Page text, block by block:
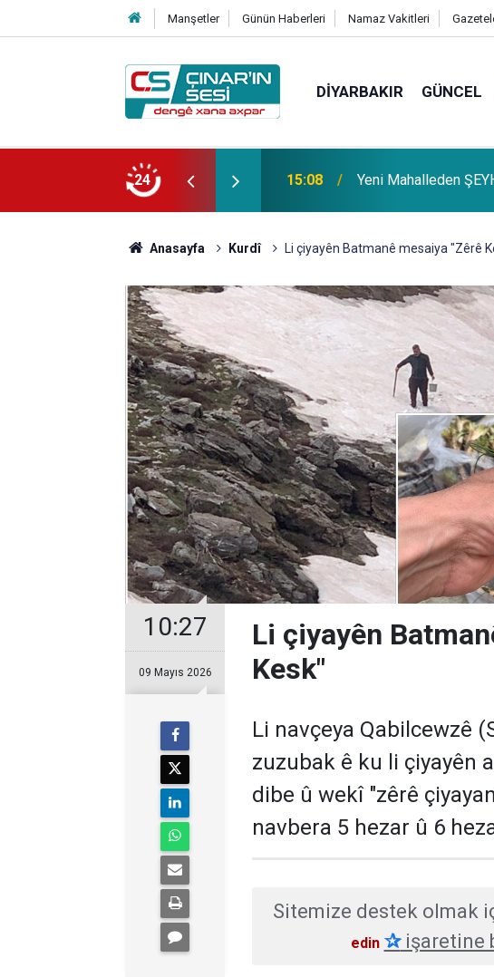
Manşetler Günün Haberleri Namaz Vakitleri
DIYARBAKIR GÜNCEL
24 14:51 Çınar ilçemize bağlı
Anasayfa Kurdî Li çiyayên Batmanê mesaiya "Zêrê
10:27
09 Mayıs 2026
Li çiyayên
Kesk"
Li navçeya Qabilcewzê
zuzubak ê ku li çiyayên
dibe û wekî "zêrê
navbera 5 hezar û 6
Sitemize destek olmak
edin ✰işaretine